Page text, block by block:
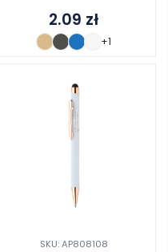
2.09 zł
+1
SKU: AP808108